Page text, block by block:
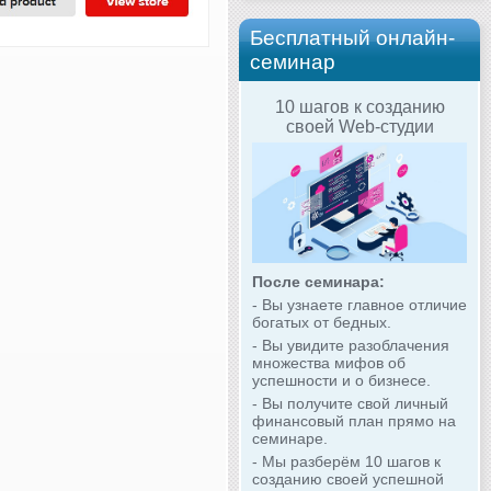
Бесплатный онлайн-
семинар
10 шагов к созданию
своей Web-студии
После семинара:
- Вы узнаете главное отличие
богатых от бедных.
- Вы увидите разоблачения
множества мифов об
успешности и о бизнесе.
- Вы получите свой личный
финансовый план прямо на
семинаре.
- Мы разберём 10 шагов к
созданию своей успешной